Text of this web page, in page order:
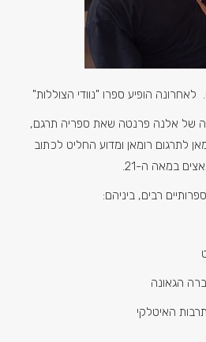
הופיע ספרו "נוודי הצוללות"
של אלנה פרנטה שאת ספריה תרגם,
לתרגום רומאן ומדוע החליט לכתוב
במאה ה-21.
רבים, ביניהם:
הגאונה
האיטלקי